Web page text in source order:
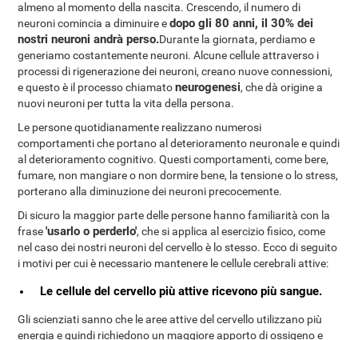
almeno al momento della nascita. Crescendo, il numero di
neuroni comincia a diminuire edopo gli 80 anni, il 30% dei
nostri neuroni andrà perso.Durante la giornata, perdiamo e
generiamo costantemente neuroni. Alcune cellule attraverso i
processi di rigenerazione dei neuroni, creano nuove connessioni,
e questo è il processo chiamatoneurogenesi, che dà origine a
nuovi neuroni per tutta la vita della persona.
Le persone quotidianamente realizzano numerosi
comportamenti che portano al deterioramento neuronale e quindi
al deterioramento cognitivo. Questi comportamenti, come bere,
fumare, non mangiare o non dormire bene, la tensione o lo stress,
porterano alla diminuzione dei neuroni precocemente.
Di sicuro la maggior parte delle persone hanno familiarità con la
frase'usarlo o perderlo', che si applica al esercizio fisico, come
nel caso dei nostri neuroni del cervello è lo stesso. Ecco di seguito
i motivi per cui è necessario mantenere le cellule cerebrali attive:
Le cellule del cervello più attive ricevono più sangue.
Gli scienziati sanno che le aree attive del cervello utilizzano più
energia e quindi richiedono un maggiore apporto di ossigeno e